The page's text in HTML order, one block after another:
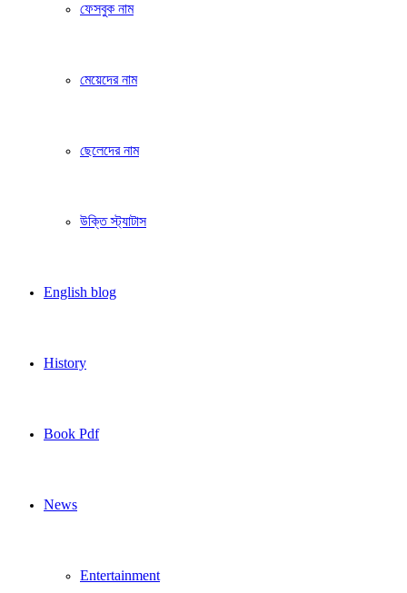
ফেসবুক নাম
মেয়েদের নাম
ছেলেদের নাম
উক্তি স্ট্যাটাস
English blog
History
Book Pdf
News
Entertainment